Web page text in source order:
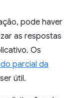
pode haver
as respostas
Os
parcial da
útil.